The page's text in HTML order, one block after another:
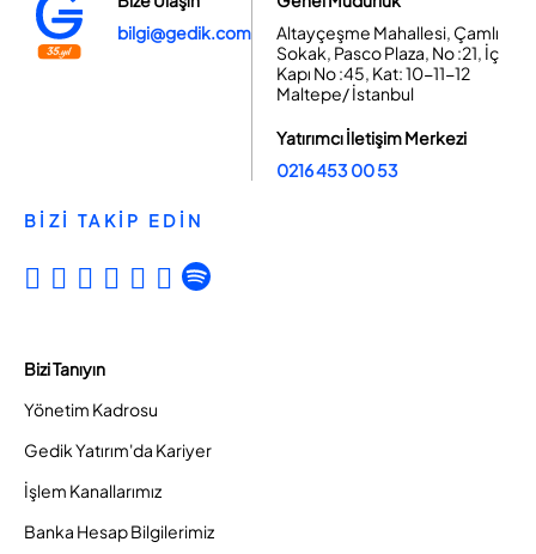
bilgi@gedik.com
Altayçeşme Mahallesi, Çamlı
Sokak, Pasco Plaza, No :21, İç
Kapı No :45, Kat: 10-11-12
Maltepe/ İstanbul
Yatırımcı İletişim Merkezi
0216 453 00 53
BİZİ TAKİP EDİN
Bizi Tanıyın
Yönetim Kadrosu
Gedik Yatırım'da Kariyer
İşlem Kanallarımız
Banka Hesap Bilgilerimiz